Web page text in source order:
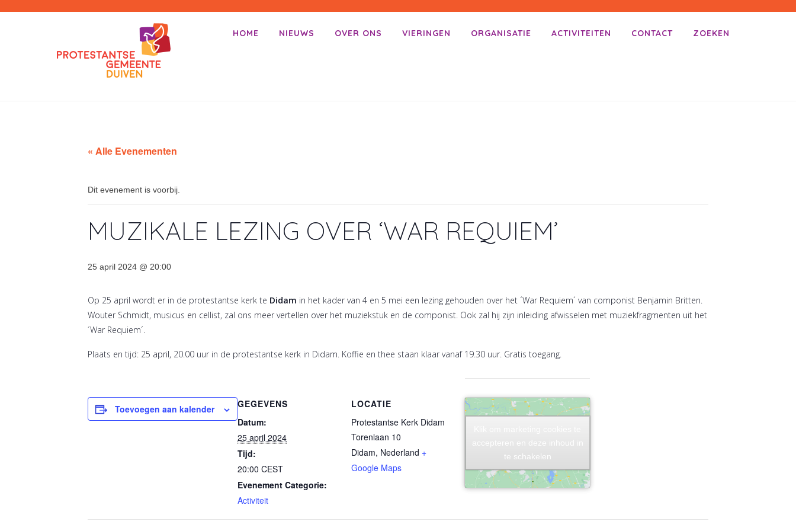
Primair menu
Spring naar inhoud
HOME NIEUWS OVER ONS VIERINGEN ORGANISATIE ACTIVITEITEN CONTACT ZOEKEN
« Alle Evenementen
Dit evenement is voorbij.
MUZIKALE LEZING OVER ‘WAR REQUIEM’
25 april 2024 @ 20:00
Op 25 april wordt er in de protestantse kerk te Didam in het kader van 4 en 5 mei een lezing gehouden over het ´War Requiem´ van componist Benjamin Britten.
Wouter Schmidt, musicus en cellist, zal ons meer vertellen over het muziekstuk en de componist. Ook zal hij zijn inleiding afwisselen met muziekfragmenten uit het
´War Requiem´.
Plaats en tijd: 25 april, 20.00 uur in de protestantse kerk in Didam. Koffie en thee staan klaar vanaf 19.30 uur. Gratis toegang.
Toevoegen aan kalender
GEGEVENS
Datum:
25 april 2024
Tijd:
20:00 CEST
Evenement Categorie:
Activiteit
LOCATIE
Protestantse Kerk Didam
Torenlaan 10
Didam, Nederland +
Google Maps
accepteren en deze inhoud in
te schakelen
accepteren en deze inhoud in
te schakelen